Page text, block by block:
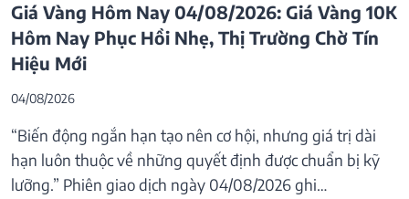
Giá Vàng Hôm Nay 04/08/2026: Giá Vàng 10K
Hôm Nay Phục Hồi Nhẹ, Thị Trường Chờ Tín
Hiệu Mới
04/08/2026
“Biến động ngắn hạn tạo nên cơ hội, nhưng giá trị dài
hạn luôn thuộc về những quyết định được chuẩn bị kỹ
lưỡng.” Phiên giao dịch ngày 04/08/2026 ghi…